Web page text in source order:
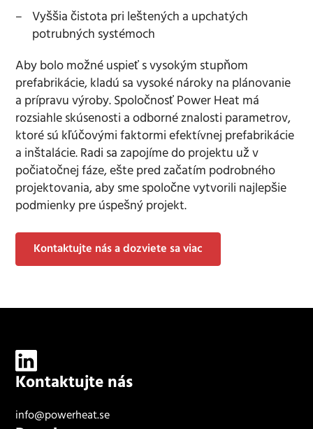
Vyššia čistota pri leštených a upchatých
potrubných systémoch
Aby bolo možné uspieť s vysokým stupňom
prefabrikácie, kladú sa vysoké nároky na plánovanie
a prípravu výroby. Spoločnosť Power Heat má
rozsiahle skúsenosti a odborné znalosti parametrov,
ktoré sú kľúčovými faktormi efektívnej prefabrikácie
a inštalácie. Radi sa zapojíme do projektu už v
počiatočnej fáze, ešte pred začatím podrobného
projektovania, aby sme spoločne vytvorili najlepšie
podmienky pre úspešný projekt.
Kontaktujte nás a dozviete sa viac
Kontaktujte nás
info@powerheat.se